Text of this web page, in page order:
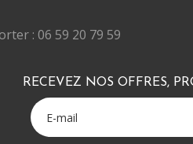
: 06 59 20 79 59
RECEVEZ NOS OFFRES,